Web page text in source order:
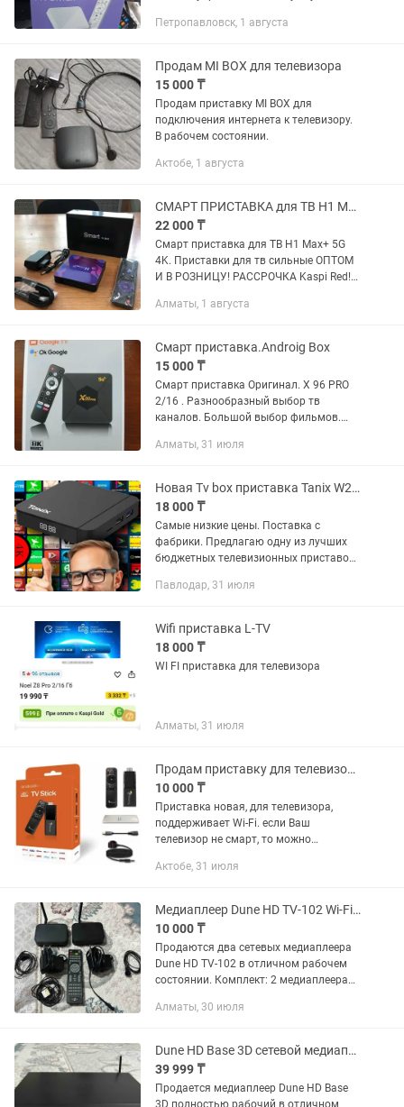
H313. Mali G31. 2/8gb. H96Max все это
Петропавловск, 1 августа
Продам MI BOX для телевизора
15 000 ₸
Продам приставку MI BOX для
подключения интернета к телевизору.
В рабочем состоянии.
Актобе, 1 августа
СМАРТ ПРИСТАВКА для ТВ H1 Max+ 5G 4K. Оптом и в розницу
22 000 ₸
Смарт приставка для ТВ H1 Max+ 5G
4K. Приставки для тв сильные ОПТОМ
И В РОЗНИЦУ! РАССРОЧКА Kaspi Red!
Интерфейсы - USB, Ethernet, Wi-Fi
Алматы, 1 августа
Смарт приставка.Androig Box
15 000 ₸
Смарт приставка Оригинал. Х 96 PRO
2/16 . Разнообразный выбор тв
каналов. Большой выбор фильмов.
Алматы, 31 июля
Новая Tv box приставка Tanix W2 - прошивка SlimBox tv.
18 000 ₸
Самые низкие цены. Поставка с
фабрики. Предлагаю одну из лучших
бюджетных телевизионных приставок
Tanix W2 /4х32 - 22000 тг. Tanix W2
Павлодар, 31 июля
Wifi приставка L-TV
18 000 ₸
WI FI приставка для телевизора
Алматы, 31 июля
Продам приставку для телевизора
10 000 ₸
Приставка новая, для телевизора,
поддерживает Wi-Fi. если Ваш
телевизор не смарт, то можно
,уоutube и скачивать разные
Актобе, 31 июля
Медиаплеер Dune HD TV-102 Wi-Fi, комплект (2 шт)
10 000 ₸
Продаются два сетевых медиаплеера
Dune HD TV-102 в отличном рабочем
состоянии. Комплект: 2 медиаплеера
блока питания; 1 оригинальный пульт
Алматы, 30 июля
Dune HD Base 3D сетевой медиаплеер
39 999 ₸
Продается медиаплеер Dune HD Base
3D полностью рабочий в отличном